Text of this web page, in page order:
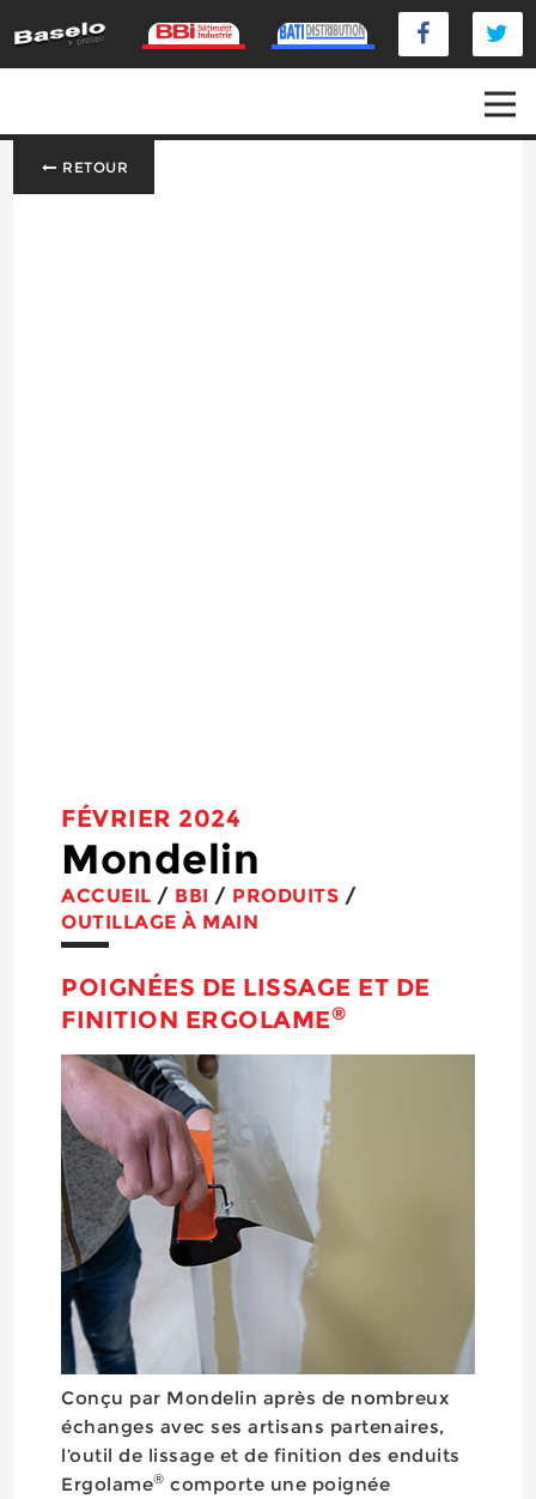
RETOUR
FÉVRIER 2024
Mondelin
ACCUEIL / BBI / PRODUITS /
OUTILLAGE À MAIN
POIGNÉES DE LISSAGE ET DE
FINITION ERGOLAME®
Conçu par Mondelin après de nombreux
échanges avec ses artisans partenaires,
l’outil de lissage et de finition des enduits
Ergolame® comporte une poignée